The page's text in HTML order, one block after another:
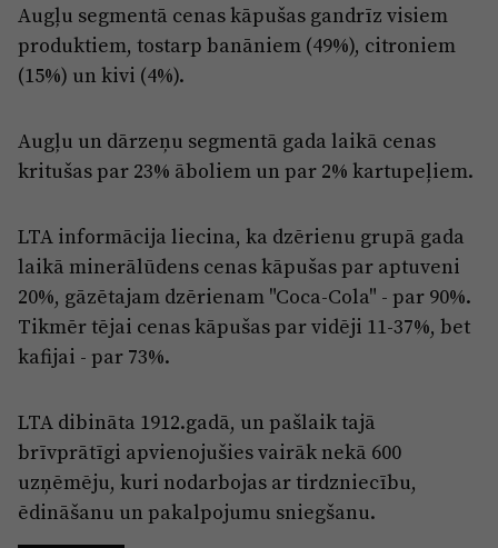
Augļu segmentā cenas kāpušas gandrīz visiem
produktiem, tostarp banāniem (49%), citroniem
(15%) un kivi (4%).
Augļu un dārzeņu segmentā gada laikā cenas
kritušas par 23% āboliem un par 2% kartupeļiem.
LTA informācija liecina, ka dzērienu grupā gada
laikā minerālūdens cenas kāpušas par aptuveni
20%, gāzētajam dzērienam "Coca-Cola" - par 90%.
Tikmēr tējai cenas kāpušas par vidēji 11-37%, bet
kafijai - par 73%.
LTA dibināta 1912.gadā, un pašlaik tajā
brīvprātīgi apvienojušies vairāk nekā 600
uzņēmēju, kuri nodarbojas ar tirdzniecību,
ēdināšanu un pakalpojumu sniegšanu.